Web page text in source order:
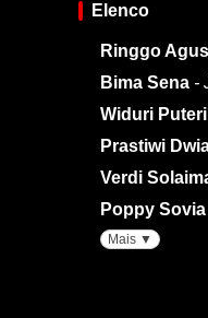
Elenco
Ringgo
Bima Sena -
Widuri Puteri
Prastiwi
Verdi
Poppy Sovia
Mais ▼